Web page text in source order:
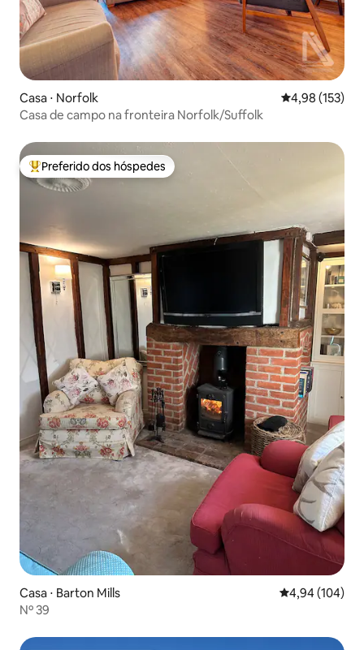
Casa ⋅ Norfolk 4,98 de uma
4,98 (153)
Casa de campo na fronteira Norfolk/Suffolk
Entre os melhores preferidos dos hóspedes
Preferido dos hóspedes
Casa ⋅ Barton Mills 4,94 de uma
4,94 (104)
Nº 39